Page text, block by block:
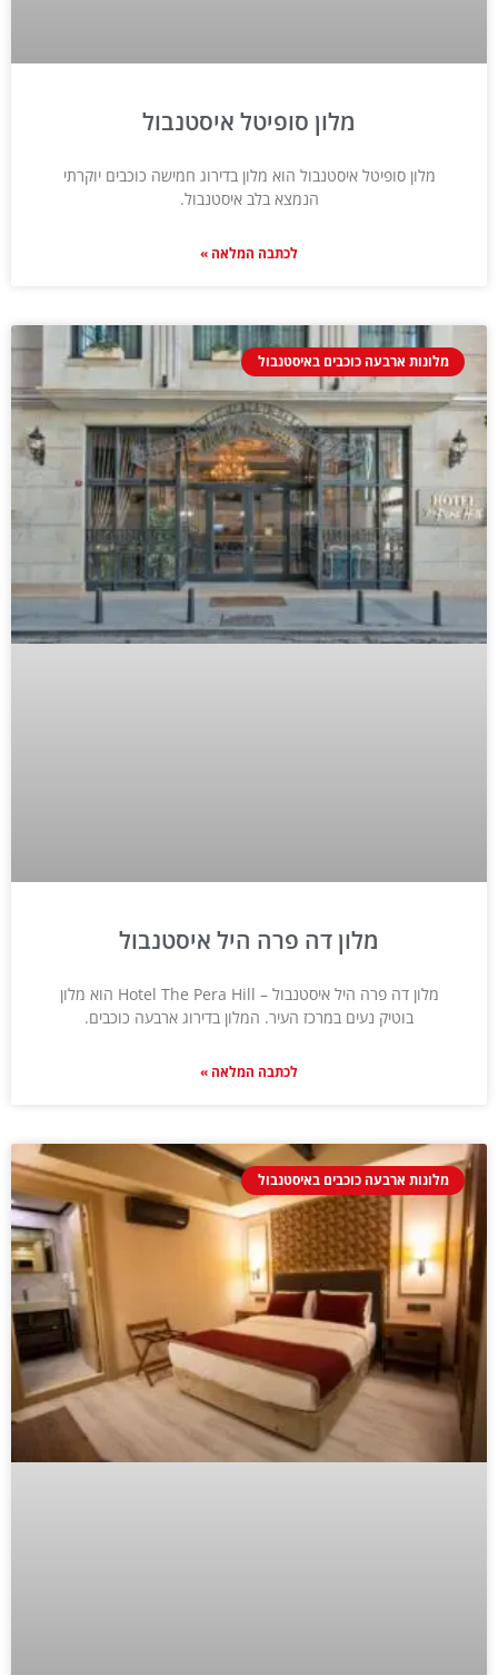
מלון סופיטל איסטנבול
מלון סופיטל איסטנבול הוא מלון בדירוג חמישה כוכבים יוקרתי
הנמצא בלב איסטנבול.
לכתבה המלאה »
מלונות ארבעה כוכבים באיסטנבול
מלון דה פרה היל איסטנבול
מלון דה פרה היל איסטנבול – Hotel The Pera Hill הוא מלון
בוטיק נעים במרכז העיר. המלון בדירוג ארבעה כוכבים.
לכתבה המלאה »
מלונות ארבעה כוכבים באיסטנבול